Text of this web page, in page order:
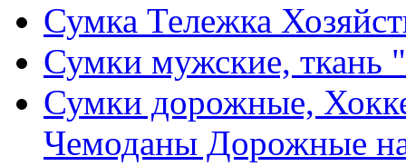
Сумка Тележка
Сумки мужские, ткань
Сумки дорожные,
Чемоданы Дорожные